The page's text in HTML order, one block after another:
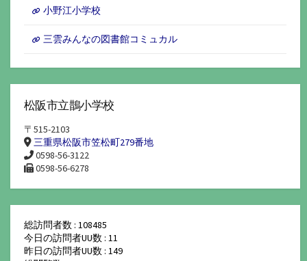
小野江小学校
三雲みんなの図書館コミュカル
松阪市立鵲小学校
〒515-2103
三重県松阪市笠松町279番地
0598-56-3122
0598-56-6278
総訪問者数 : 108485
今日の訪問者UU数 : 11
昨日の訪問者UU数 : 149